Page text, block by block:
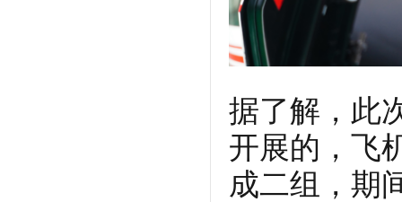
据了解，此
开展的，飞
成二组，期